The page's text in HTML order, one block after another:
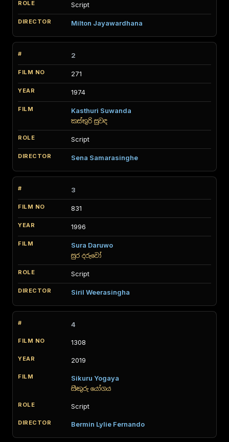
Script
Milton Jayawardhana
2
271
1974
Kasthuri Suwanda
කස්තුරි සුවඳ
Script
Sena Samarasinghe
3
831
1996
Sura Daruwo
සුර දරුවෝ
Script
Siril Weerasingha
4
1308
2019
Sikuru Yogaya
සිකුරු යෝගය
Script
Bermin Lylie Fernando